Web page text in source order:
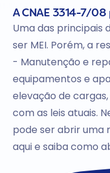
A CNAE 3314-7/08
Uma das principais
ser MEI. Porém, a
- Manutenção e
equipamentos e
elevação de
com as leis atuais.
pode ser abrir uma
aqui e saiba como